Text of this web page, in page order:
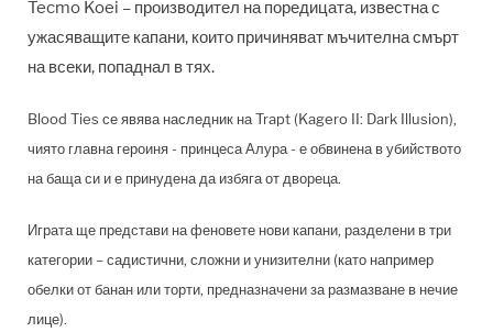
Tecmo Koei – производител на поредицата, известна с
ужасяващите капани, които причиняват мъчителна смърт
на всеки, попаднал в тях.
Blood Ties се явява наследник на Trapt (Kagero II: Dark Illusion),
чиято главна героиня - принцеса Алура - е обвинена в убийството
на баща си и е принудена да избяга от двореца.
Играта ще представи на феновете нови капани, разделени в три
категории – садистични, сложни и унизителни (като например
обелки от банан или торти, предназначени за размазване в нечие
лице).